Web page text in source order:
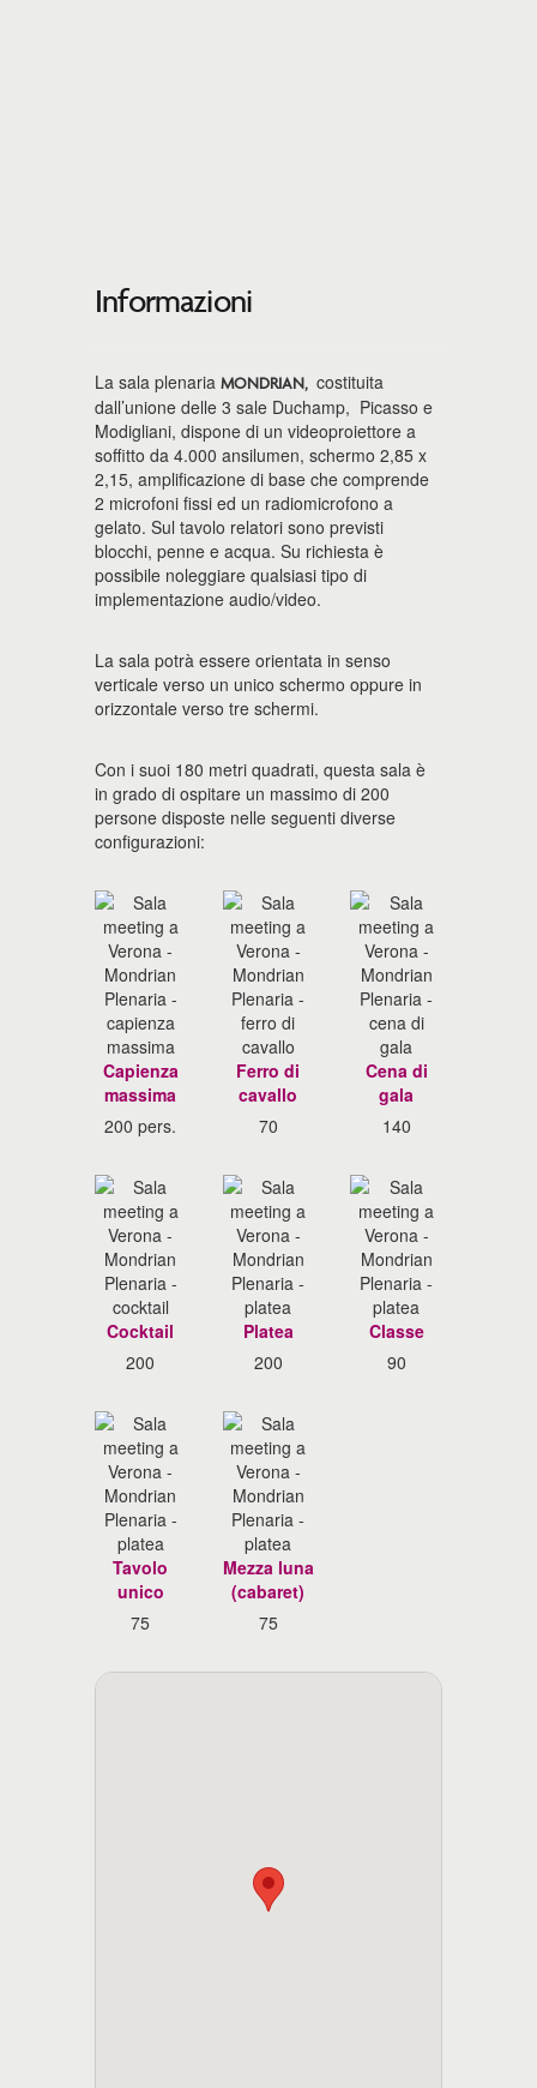
Informazioni
La sala plenaria MONDRIAN, costituita
dall’unione delle 3 sale Duchamp, Picasso e
Modigliani, dispone di un videoproiettore a
soffitto da 4.000 ansilumen, schermo 2,85 x
2,15, amplificazione di base che comprende
2 microfoni fissi ed un radiomicrofono a
gelato. Sul tavolo relatori sono previsti
blocchi, penne e acqua. Su richiesta è
possibile noleggiare qualsiasi tipo di
implementazione audio/video.
La sala potrà essere orientata in senso
verticale verso un unico schermo oppure in
orizzontale verso tre schermi.
Con i suoi 180 metri quadrati, questa sala è
in grado di ospitare un massimo di 200
persone disposte nelle seguenti diverse
configurazioni:
Capienza
massima
200 pers.
Ferro di
cavallo
70
Cena di
gala
140
Cocktail
200
Platea
200
Classe
90
Tavolo
unico
75
Mezza luna
(cabaret)
75